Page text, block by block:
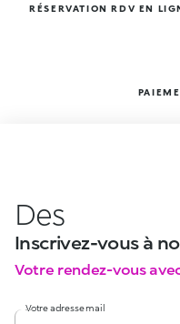
RÉSERVATION RDV EN
Des
Inscrivez-vous à
Votre rendez-vous
Votre adresse mail